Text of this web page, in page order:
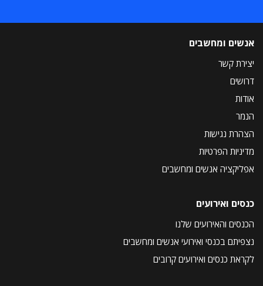
אנשים ומחשבים
יצירת קשר
דרושים
אודות
הנמר
הצהרת נגישות
מדיניות הפרטיות
אפליקציה אנשים ומחשבים
כנסים ואירועים
הכנסים והאירועים שלנו
נצפיתם בכנסי ואירועי אנשים ומחשבים
לקראת כנסים ואירועים קרובים